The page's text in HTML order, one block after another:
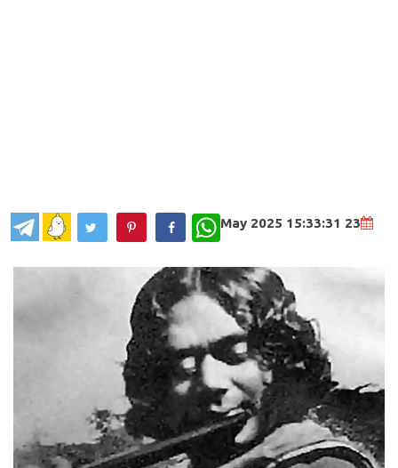
23 May 2025 15:33:31
WhatsApp